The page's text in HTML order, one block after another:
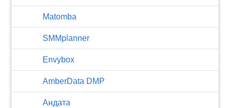
Matomba
SMMplanner
Envybox
AmberData DMP
Андата